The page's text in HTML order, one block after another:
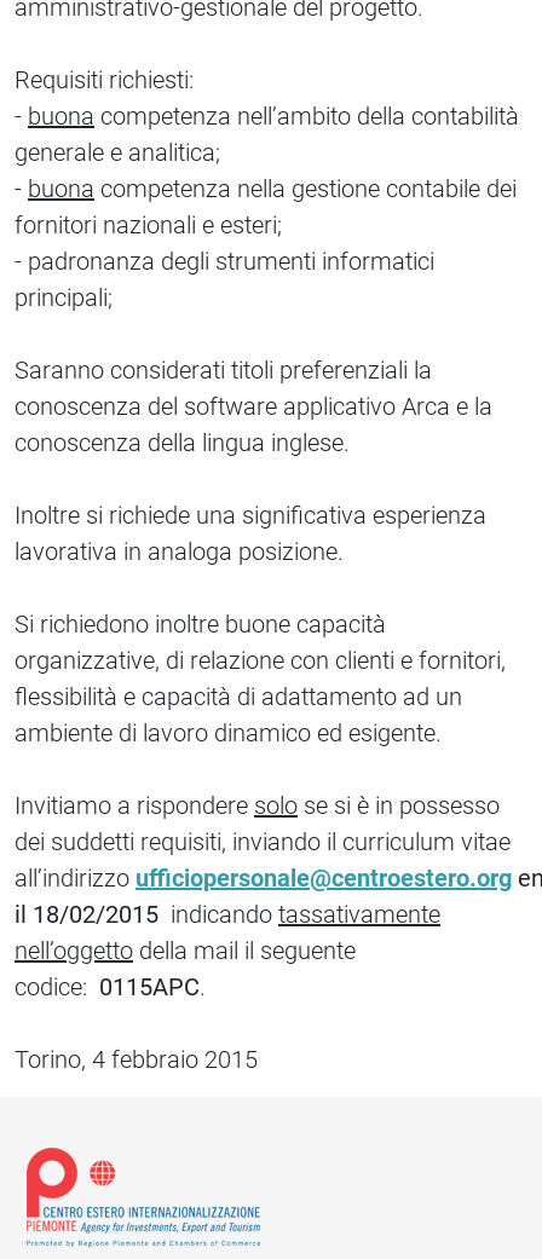
amministrativo-gestionale del progetto.
Requisiti richiesti:
- buona competenza nell’ambito della contabilità
generale e analitica;
- buona competenza nella gestione contabile dei
fornitori nazionali e esteri;
- padronanza degli strumenti informatici
principali;
Saranno considerati titoli preferenziali la
conoscenza del software applicativo Arca e la
conoscenza della lingua inglese.
Inoltre si richiede una significativa esperienza
lavorativa in analoga posizione.
Si richiedono inoltre buone capacità
organizzative, di relazione con clienti e fornitori,
flessibilità e capacità di adattamento ad un
ambiente di lavoro dinamico ed esigente.
Invitiamo a rispondere solo se si è in possesso
dei suddetti requisiti, inviando il curriculum vitae
all’indirizzo ufficiopersonale@centroestero.org
il 18/02/2015 indicando tassativamente
nell’oggetto della mail il seguente
codice: 0115APC.
Torino, 4 febbraio 2015